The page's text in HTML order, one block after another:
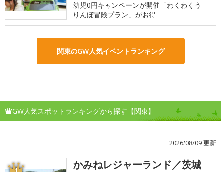
幼児0円キャンペーンが開催「わくわくう
りんぼ冒険プラン」がお得
関東のGW人気イベントランキング
GW人気スポットランキングから探す【関東】
2026/08/09 更新
かみねレジャーランド／茨城